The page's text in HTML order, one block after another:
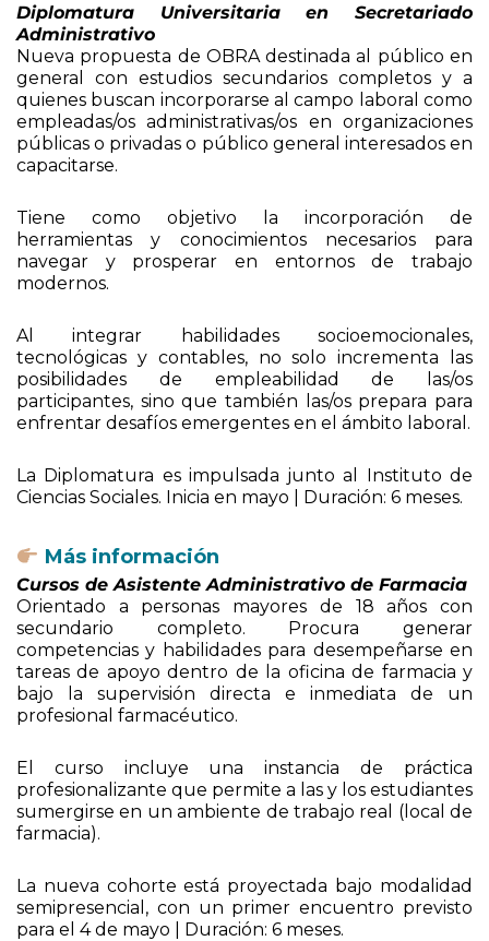
Diplomatura Universitaria en Secretariado
Administrativo
Nueva propuesta de OBRA destinada al público en
general con estudios secundarios completos y a
quienes buscan incorporarse al campo laboral como
empleadas/os administrativas/os en organizaciones
públicas o privadas o público general interesados en
capacitarse.
Tiene como objetivo la incorporación de
herramientas y conocimientos necesarios para
navegar y prosperar en entornos de trabajo
modernos.
Al integrar habilidades socioemocionales,
tecnológicas y contables, no solo incrementa las
posibilidades de empleabilidad de las/os
participantes, sino que también las/os prepara para
enfrentar desafíos emergentes en el ámbito laboral.
La Diplomatura es impulsada junto al Instituto de
Ciencias Sociales. Inicia en mayo | Duración: 6 meses.
Más información
Cursos de Asistente Administrativo de Farmacia
Orientado a personas mayores de 18 años con
secundario completo. Procura generar
competencias y habilidades para desempeñarse en
tareas de apoyo dentro de la oficina de farmacia y
bajo la supervisión directa e inmediata de un
profesional farmacéutico.
El curso incluye una instancia de práctica
profesionalizante que permite a las y los estudiantes
sumergirse en un ambiente de trabajo real (local de
farmacia).
La nueva cohorte está proyectada bajo modalidad
semipresencial, con un primer encuentro previsto
para el 4 de mayo | Duración: 6 meses.